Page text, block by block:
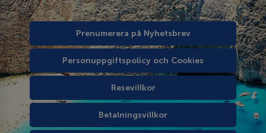
Prenumerera på Nyhetsbrev
Personuppgiftspolicy och Cookies
Resevillkor
Betalningsvillkor